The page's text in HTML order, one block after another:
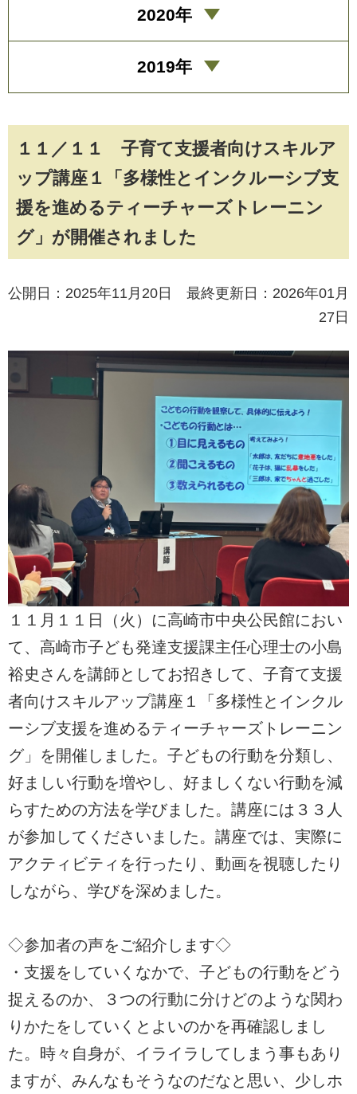
１１／１１ 子育て支援者向けスキルア
ップ講座１「多様性とインクルーシブ支
援を進めるティーチャーズトレーニン
グ」が開催されました
公開日：2025年11月20日 最終更新日：2026年01月
27日
１１月１１日（火）に高崎市中央公民館におい
て、高崎市子ども発達支援課主任心理士の小島
裕史さんを講師としてお招きして、子育て支援
者向けスキルアップ講座１「多様性とインクル
ーシブ支援を進めるティーチャーズトレーニン
グ」を開催しました。子どもの行動を分類し、
好ましい行動を増やし、好ましくない行動を減
らすための方法を学びました。講座には３３人
が参加してくださいました。講座では、実際に
アクティビティを行ったり、動画を視聴したり
しながら、学びを深めました。
◇参加者の声をご紹介します◇
・支援をしていくなかで、子どもの行動をどう
捉えるのか、３つの行動に分けどのような関わ
りかたをしていくとよいのかを再確認しまし
た。時々自身が、イライラしてしまう事もあり
ますが、みんなもそうなのだなと思い、少しホ
2020年
2019年